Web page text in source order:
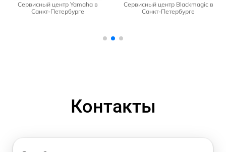
Сервисный центр Yamaha в
Санкт-Петербурге
Сервисный центр Blackmagic в
Санкт-Петербурге
Контакты